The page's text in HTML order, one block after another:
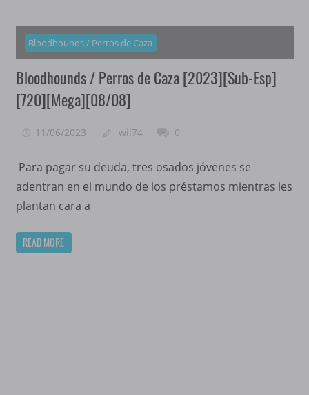
Bloodhounds / Perros de Caza
Bloodhounds / Perros de Caza [2023][Sub-Esp]
[720][Mega][08/08]
11/06/2023 wil74 0
Para pagar su deuda, tres osados jóvenes se
adentran en el mundo de los préstamos mientras les
plantan cara a
READ MORE